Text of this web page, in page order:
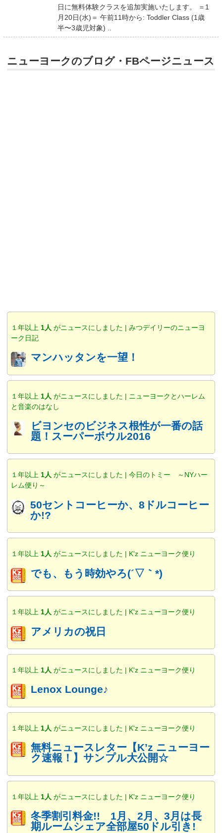
日に無料体験クラスを追加実施いたします。 ＝1
月20日(水)＝ 午前11時から: Toddler Class (1歳
半〜3歳児対象) ..
ニューヨークのブログ・FBページニュース
１年以上 1人 がニュースにしました | みつデイリーのニューヨ
ーク日記
マンハッタンを一望！
１年以上 1人 がニュースにしました | ニューヨークとハーレム
と音楽のはなし
ビヨンセのビジネス根性が一番の話
題！スーパーボウル2016
１年以上 1人 がニュースにしました | 今日のトミー ～NYハー
レム便り～
50セントコーヒーか、8ドルコーヒー
か!?
１年以上 1人 がニュースにしました | K'z ニューヨーク便り
でも、もう時効やろ(´▽｀*)
１年以上 1人 がニュースにしました | K'z ニューヨーク便り
アメリカの祝日
１年以上 1人 がニュースにしました | K'z ニューヨーク便り
Lenox Lounge♪
１年以上 1人 がニュースにしました | K'z ニューヨーク便り
無料ニュースレター【K’z ニューヨー
ク速報！】サンプル大公開☆
１年以上 1人 がニュースにしました | K'z ニューヨーク便り
冬季割引料金!! 1月、2月、3月は長
期ルームシェア全部屋50ドル引き!